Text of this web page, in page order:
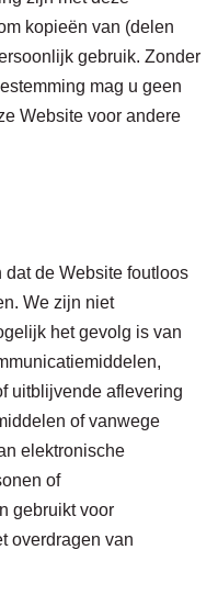
kopieën van (delen
gebruik. Zonder
mag u geen
Website voor andere
de Website foutloos
We zijn niet
het gevolg is van
uitblijvende aflevering
of vanwege
elektronische
of
gebruikt voor
overdragen van